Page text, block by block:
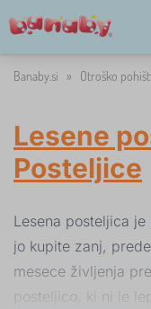
Banaby.si » Otroško
Lesene
Posteljice
Lesena posteljica
jo kupite zanj,
mesece življenja
posteljico, ki ni le